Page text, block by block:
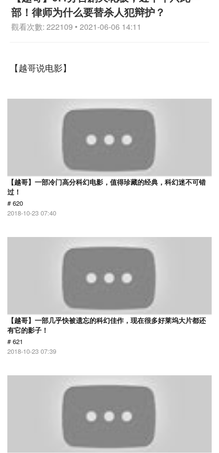
部！律师为什么要替杀人犯辩护？
觀看次數: 222109 • 2021-06-06 14:11
【越哥说电影】
【越哥】一部冷门高分科幻电影，值得珍藏的经典，科幻迷不可错
过！
# 620
2018-10-23 07:40
【越哥】一部几乎快被遗忘的科幻佳作，现在很多好莱坞大片都还
有它的影子！
# 621
2018-10-23 07:39